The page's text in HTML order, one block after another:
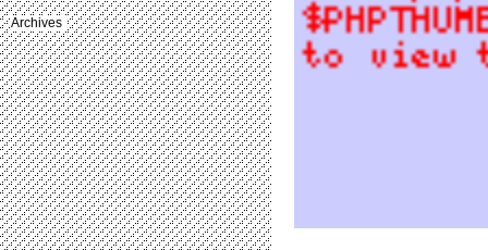
Archives